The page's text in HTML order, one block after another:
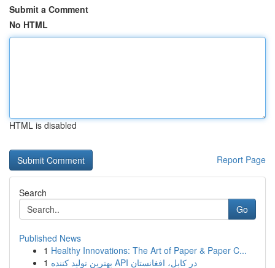
Submit a Comment
No HTML
HTML is disabled
Report Page
Search
Go
Published News
1 Healthy Innovations: The Art of Paper & Paper C...
1
بهترین تولید کننده API در کابل، افغانستان